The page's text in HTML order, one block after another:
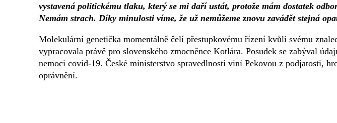
vystavená politickému tlaku, který se mi daří ustát, protože mám dostatek
Nemám strach. Díky minulosti víme, že už nemůžeme znovu zavádět stejná
Molekulární genetička momentálně čelí přestupkovému řízení kvůli svému
vypracovala právě pro slovenského zmocněnce Kotlára. Posudek se zabýval
nemoci covid-19. České ministerstvo spravedlnosti viní Pekovou z podjatosti,
oprávnění.